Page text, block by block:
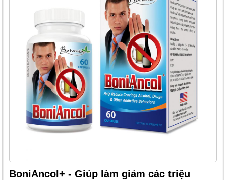
BoniAncol+ - Giúp làm giảm các triệu